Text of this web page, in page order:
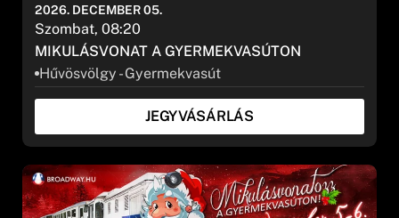
MIKULÁSVONAT A GYERMEKVASÚTON
Hűvösvölgy - Gyermekvasút
2026. DECEMBER 05.
Szombat, 08:20
JEGYVÁSÁRLÁS